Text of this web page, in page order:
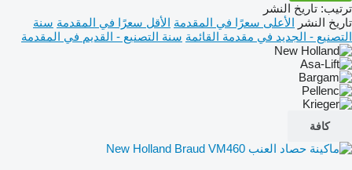
ترتيب: تاريخ النشر
تاريخ النشر الأعلى سعرًا في المقدمة الأقل سعرًا في المقدمة سنة
التصنيع - الجديد في مقدمة القائمة سنة التصنيع - القديم في المقدمة
كافة